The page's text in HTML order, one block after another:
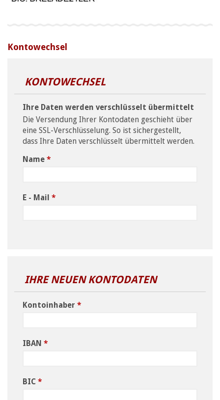
Kontowechsel
KONTOWECHSEL
Ihre Daten werden verschlüsselt übermittelt
Die Versendung Ihrer Kontodaten geschieht über
eine SSL-Verschlüsselung. So ist sichergestellt,
dass Ihre Daten verschlüsselt übermittelt werden.
Name *
E - Mail *
IHRE NEUEN KONTODATEN
Kontoinhaber *
IBAN *
BIC *